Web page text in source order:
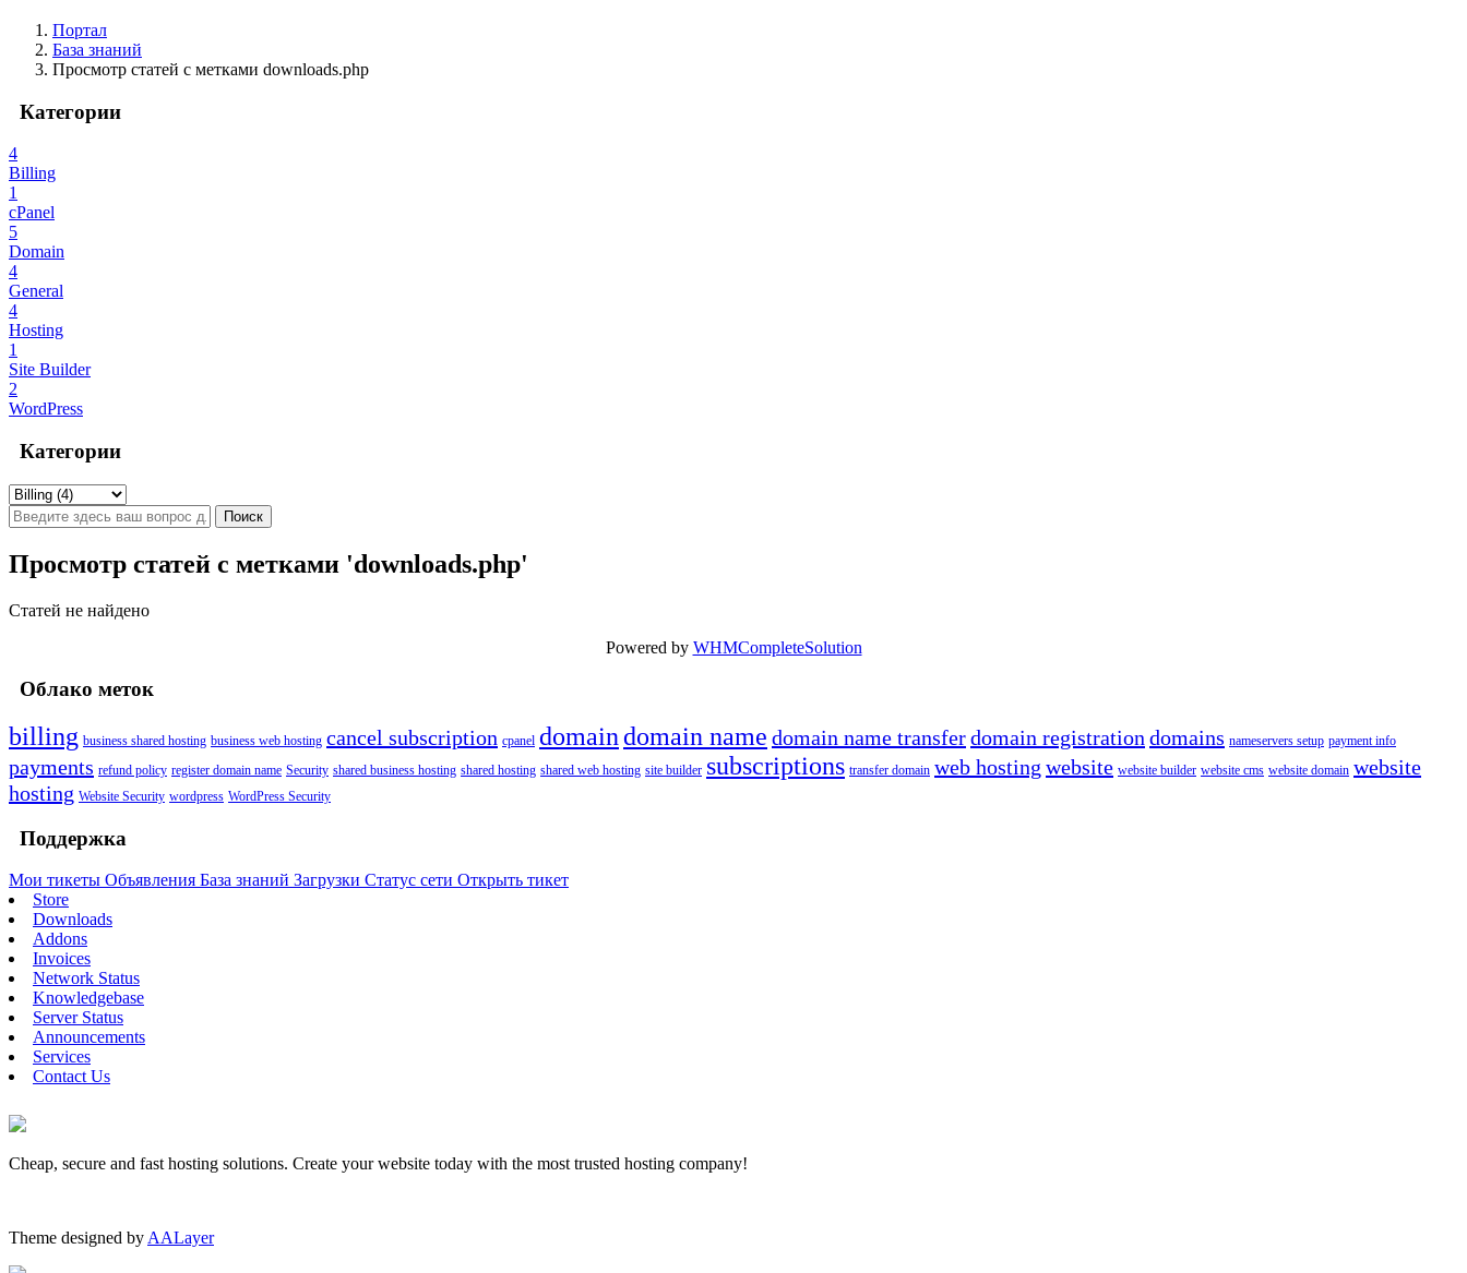
Портал
База знаний
Просмотр статей с метками downloads.php
Категории
4
Billing
1
cPanel
5
Domain
4
General
4
Hosting
1
Site Builder
2
WordPress
Категории
Просмотр статей с метками 'downloads.php'
Статей не найдено
Powered by WHMCompleteSolution
Облако меток
billing business shared hosting business web hosting cancel subscription cpanel domaindomain name domain name transferdomain registration domains nameservers setup payment info
payments refund policy register domain name Security shared business hosting shared hosting shared web hosting site builder subscriptions transfer domain web hosting website website builder website cms website domain website
hosting Website Security wordpress WordPress Security
Поддержка
Мои тикеты Объявления База знаний Загрузки Статус сети Открыть тикет
Store
Downloads
Addons
Invoices
Network Status
Knowledgebase
Server Status
Announcements
Services
Contact Us
Cheap, secure and fast hosting solutions. Create your website today with the most trusted hosting company!
Theme designed by AALayer